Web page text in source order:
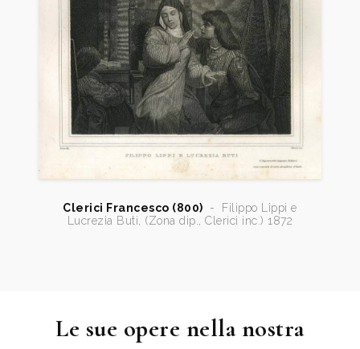
Clerici Francesco (800) -
Filippo Lippi e
Lucrezia Buti, (Zona dip., Clerici inc.) 1872
Le sue opere nella nostra